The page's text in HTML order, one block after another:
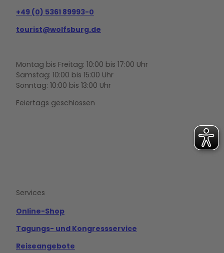
+49 (0) 5361 89993-0
tourist@wolfsburg.de
Montag bis Freitag: 10:00 bis 17:00 Uhr
Samstag: 10:00 bis 15:00 Uhr
Sonntag: 10:00 bis 13:00 Uhr
Feiertags geschlossen
o e
m
Services
Online-Shop
Tagungs- und Kongressservice
Reiseangebote